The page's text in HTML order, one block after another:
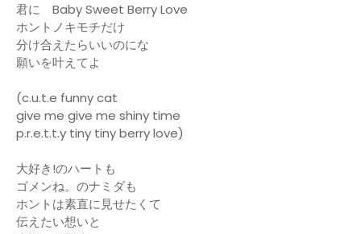
君に Baby Sweet Berry Love
ホントノキモチだけ
分け合えたらいいのにな
願いを叶えてよ
(c.u.t.e funny cat
give me give me shiny time
p.r.e.t.t.y tiny tiny berry love)
大好き!のハートも
ゴメンね。のナミダも
ホントは素直に見せたくて
伝えたい想いと